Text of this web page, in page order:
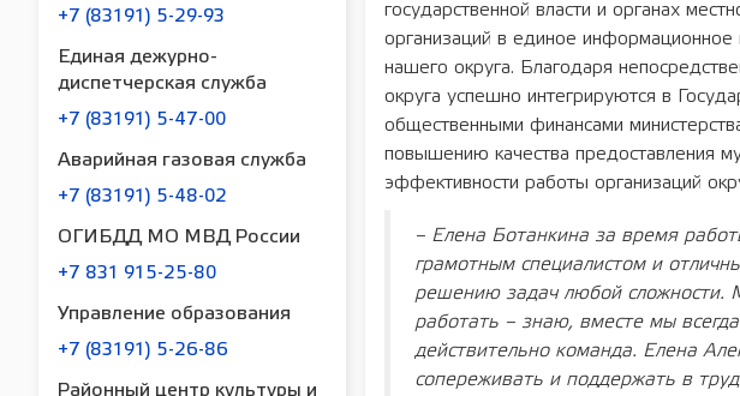
+7 (83191) 5-29-93
Единая дежурно-
диспетчерская служба
+7 (83191) 5-47-00
Аварийная газовая служба
+7 (83191) 5-48-02
ОГИБДД МО МВД России
+7 831 915-25-80
Управление образования
+7 (83191) 5-26-86
Районный центр культуры и
государственной власти и органах
организаций в единое
нашего округа. Благодаря
округа успешно интегрируются в
общественными финансами
повышению качества предоставления
эффективности работы организаций
– Елена Ботанкина за время
грамотным специалистом и
решению задач любой сложности.
работать – знаю, вместе мы
действительно команда. Елена
сопереживать и поддержать в